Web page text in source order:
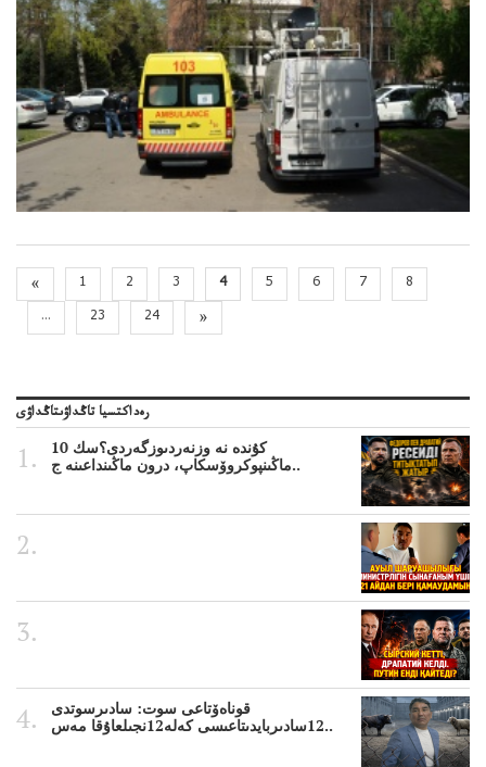
« 1 2 3 4 5 6 7
8
...
23 24 »
رەداكتسيا تاڭداۋىتاڭداۋى
10 كۇندە نە وزنەردىوزگەردى؟سك
ماڭىنپوكروۆسكاپ، درون ماڭىنداعىنە ج..
قوناەۆتاعى سوت: سادىرسوتدى
12سادىربايدىتاعىسى كەلە12نجىلعاۇقا مەس..